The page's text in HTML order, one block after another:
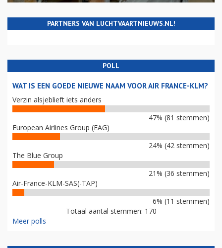
PARTNERS VAN LUCHTVAARTNIEUWS.NL!
POLL
WAT IS EEN GOEDE NIEUWE NAAM VOOR AIR FRANCE-KLM?
Verzin alsjeblieft iets anders
47% (81 stemmen)
European Airlines Group (EAG)
24% (42 stemmen)
The Blue Group
21% (36 stemmen)
Air-France-KLM-SAS(-TAP)
6% (11 stemmen)
Totaal aantal stemmen: 170
Meer polls